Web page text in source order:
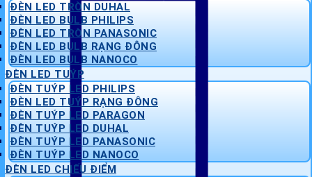
ĐÈN LED TRÒN DUHAL
ĐÈN LED BULB PHILIPS
ĐÈN LED TRÒN PANASONIC
ĐÈN LED BULB RẠNG ĐÔNG
ĐÈN LED BULB NANOCO
ĐÈN LED TUÝP
ĐÈN TUÝP LED PHILIPS
ĐÈN LED TUÝP RẠNG ĐÔNG
ĐÈN TUÝP LED PARAGON
ĐÈN TUÝP LED DUHAL
ĐÈN TUÝP LED PANASONIC
ĐÈN TUÝP LED NANOCO
ĐÈN LED CHIẾU ĐIỂM